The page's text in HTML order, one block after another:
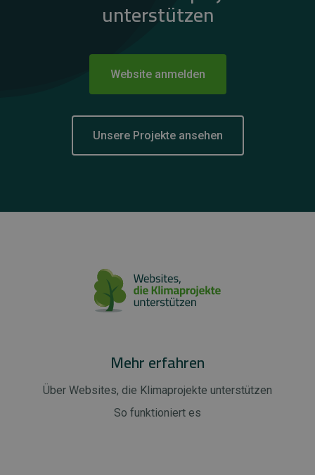
unterstützen
Website anmelden
Unsere Projekte ansehen
Mehr erfahren
Über Websites, die Klimaprojekte unterstützen
So funktioniert es